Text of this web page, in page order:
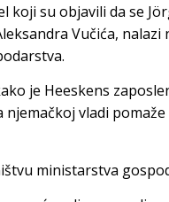
koji su objavili da se
Vučića, nalazi
je Heeskens
vladi
ministarstva